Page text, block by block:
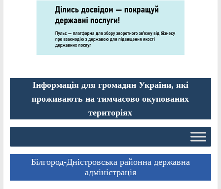
Інформація для громадян України, які
проживають на тимчасово окупованих
територіях
Білгород-Дністровська районна державна
адміністрація